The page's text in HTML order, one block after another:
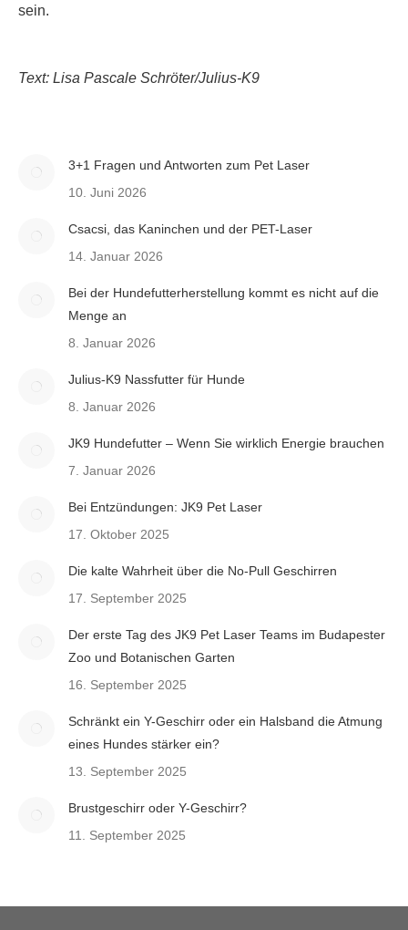
sein.
Text: Lisa Pascale Schröter/Julius-K9
3+1 Fragen und Antworten zum Pet Laser
10. Juni 2026
Csacsi, das Kaninchen und der PET-Laser
14. Januar 2026
Bei der Hundefutterherstellung kommt es nicht auf die
Menge an
8. Januar 2026
Julius-K9 Nassfutter für Hunde
8. Januar 2026
JK9 Hundefutter – Wenn Sie wirklich Energie brauchen
7. Januar 2026
Bei Entzündungen: JK9 Pet Laser
17. Oktober 2025
Die kalte Wahrheit über die No-Pull Geschirren
17. September 2025
Der erste Tag des JK9 Pet Laser Teams im Budapester
Zoo und Botanischen Garten
16. September 2025
Schränkt ein Y-Geschirr oder ein Halsband die Atmung
eines Hundes stärker ein?
13. September 2025
Brustgeschirr oder Y-Geschirr?
11. September 2025